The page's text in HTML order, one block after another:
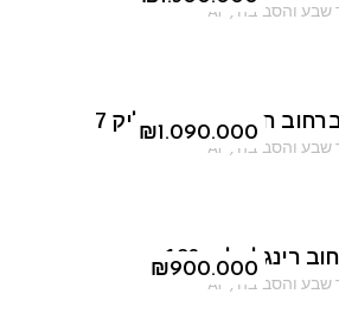
שבע והסביבה ,
AF
₪1.090.000
חיים נחמן ביאליק 7
שבע והסביבה ,
AF
₪900.000
רינגלבלום 126
שבע והסביבה ,
AF